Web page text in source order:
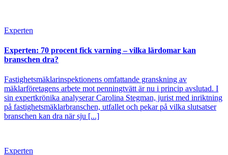
Experten
Experten: 70 procent fick varning – vilka lärdomar kan
branschen dra?
Fastighetsmäklarinspektionens omfattande granskning av
mäklarföretagens arbete mot penningtvätt är nu i princip avslutad. I
sin expertkrönika analyserar Carolina Stegman, jurist med inriktning
på fastighetsmäklarbranschen, utfallet och pekar på vilka slutsatser
branschen kan dra när sju [...]
Experten